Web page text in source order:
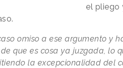
el pliego
omiso a ese argumento y
que es cosa ya juzgada, lo
la excepcionalidad del